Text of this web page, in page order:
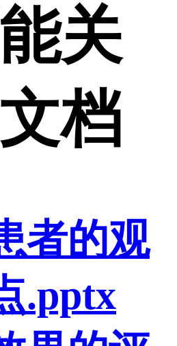
关
档
者的观
.pptx